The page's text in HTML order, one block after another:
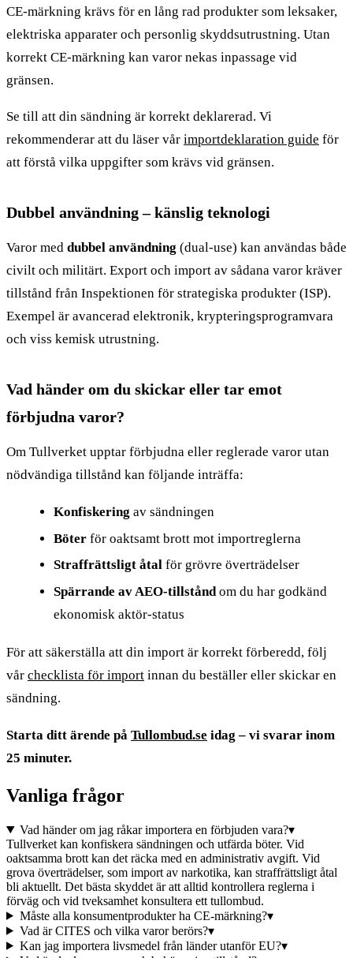
CE-märkning krävs för en lång rad produkter som leksaker,
elektriska apparater och personlig skyddsutrustning. Utan
korrekt CE-märkning kan varor nekas inpassage vid
gränsen.
Se till att din sändning är korrekt deklarerad. Vi
rekommenderar att du läser vår importdeklaration guide för
att förstå vilka uppgifter som krävs vid gränsen.
Dubbel användning – känslig teknologi
Varor med dubbel användning (dual-use) kan användas både
civilt och militärt. Export och import av sådana varor kräver
tillstånd från Inspektionen för strategiska produkter (ISP).
Exempel är avancerad elektronik, krypteringsprogramvara
och viss kemisk utrustning.
Vad händer om du skickar eller tar emot
förbjudna varor?
Om Tullverket upptar förbjudna eller reglerade varor utan
nödvändiga tillstånd kan följande inträffa:
Konfiskering av sändningen
Böter för oaktsamt brott mot importreglerna
Straffrättsligt åtal för grövre överträdelser
Spärrande av AEO-tillståndom du har godkänd
ekonomisk aktör-status
För att säkerställa att din import är korrekt förberedd, följ
vår checklista för import innan du beställer eller skickar en
sändning.
Starta ditt ärende på Tullombud.se idag – vi svarar inom
25 minuter.
Vanliga frågor
Vad händer om jag råkar importera en förbjuden vara?▾
Tullverket kan konfiskera sändningen och utfärda böter. Vid
oaktsamma brott kan det räcka med en administrativ avgift. Vid
grova överträdelser, som import av narkotika, kan straffrättsligt åtal
bli aktuellt. Det bästa skyddet är att alltid kontrollera reglerna i
förväg och vid tveksamhet konsultera ett tullombud.
Måste alla konsumentprodukter ha CE-märkning?▾
Vad är CITES och vilka varor berörs?▾
Kan jag importera livsmedel från länder utanför EU?▾